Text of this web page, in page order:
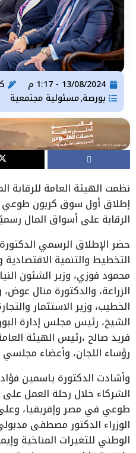
13/08/2024 - 1:17 م
بورصة,مسئولية مجتمعية
نظمت الهيئة العامة للرقابة
إطلاق أول سوق كربون
الرقابة على أسواق المال
حضر الإطلاق الرسمي
التخطيط والتنمية
محمود فوزي، وزير الشئون
الزراعة، والدكتورة منال
الخطيب، وزير الاستثمار
الشيخ، رئيس مجلس إدارة
فريد صالح ،رئيس الهيئة
رؤساء اللجان، وأعضاء مجلسي
وأشادت الدكتورة ياسمين
الشركاء خلال رحلة العمل
طوعي في مصر وإفريقيا،
الوزراء الدكتور مصطفى
الوطني للتغيرات المناخية